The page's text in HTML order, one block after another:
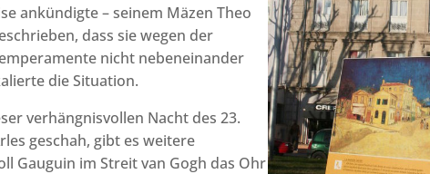
ankündigte – seinem Mäzen Theo
dass sie wegen der
nicht nebeneinander
die Situation.
verhängnisvollen Nacht des 23.
geschah, gibt es weitere
Gauguin im Streit van Gogh das Ohr